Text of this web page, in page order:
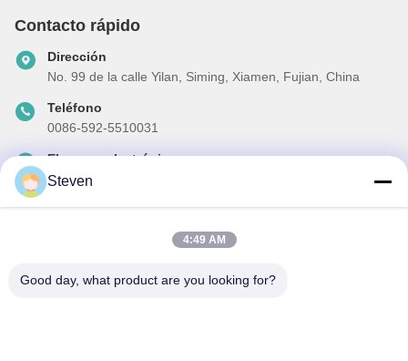
Contacto rápido
Dirección
No. 99 de la calle Yilan, Siming, Xiamen, Fujian, China
Teléfono
0086-592-5510031
El correo electrónico
steven@winley-electric.com
Suscríbete a nuestro boletín para obtener descuentos y más.
Steven
4:49 AM
Good day, what product are you looking for?